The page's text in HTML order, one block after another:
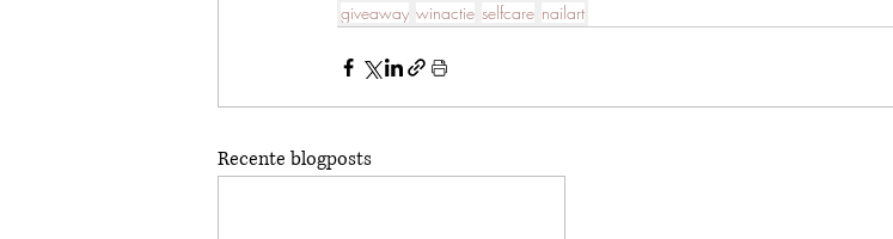
giveaway winactie selfcare nailart
Recente blogposts